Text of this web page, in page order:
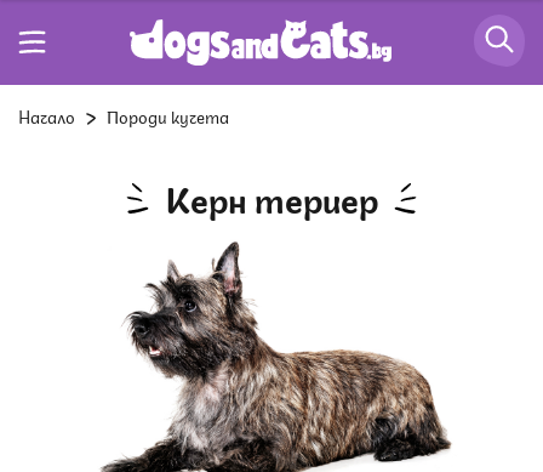
Начало Породи кучета
Керн териер